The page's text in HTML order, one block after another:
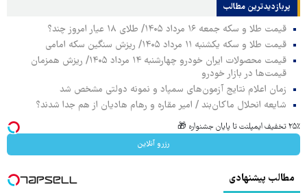
پربازدیدترین‌ مطالب
قیمت طلا و سکه جمعه ۱۶ مرداد ۱۴۰۵/ طلای ۱۸ عیار امروز چند؟
قیمت طلا و سکه یکشنبه ۱۱ مرداد ۱۴۰۵/ ریزش سنگین سکه امامی
قیمت محصولات ایران خودرو چهارشنبه ۱۴ مرداد ۱۴۰۵/ ریزش همزمان
قیمت‌ها در بازار خودرو
زمان اعلام نتایج آزمون‌های سمپاد و نمونه دولتی مشخص شد
شایعه انحلال ماکان‌بند / امیر مقاره و رهام هادیان از هم جدا شدند؟
۲۵٪ تخفیف ایمپلنت تا پایان جشنواره 🎁
رزرو آنلاین
مطالب پیشنهادی